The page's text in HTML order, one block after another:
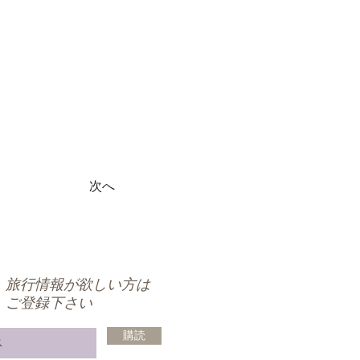
次へ
旅行情報が欲しい方は
ご登録下さい
購読